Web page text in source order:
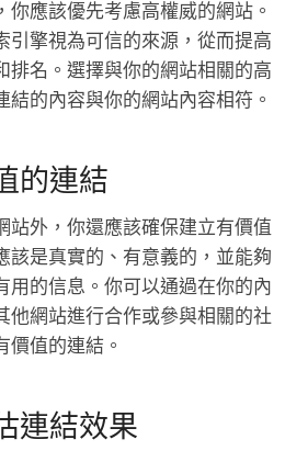
你應該優先考慮高權威的網站。
引擎視為可信的來源，從而提高
排名。選擇與你的網站相關的高
結的內容與你的網站內容相符。
的連結
站外，你還應該確保建立有價值
該是真實的、有意義的，並能夠
用的信息。你可以通過在你的內
他網站進行合作或參與相關的社
價值的連結。
連結效果